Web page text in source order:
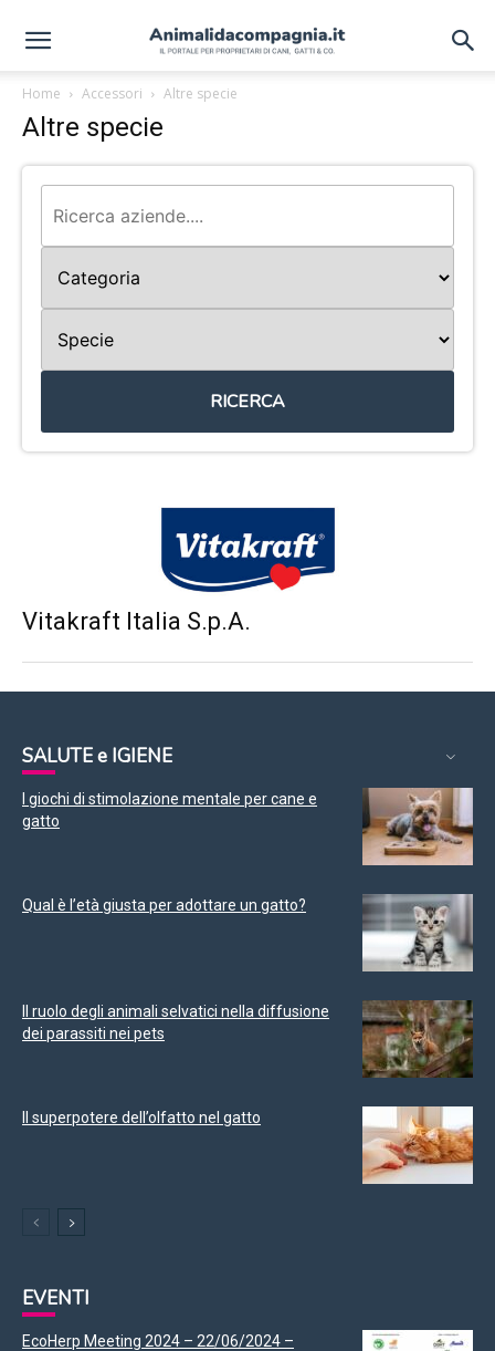
Home Accessori Altre specie
Altre specie
RICERCA
Vitakraft Italia S.p.A.
SALUTE e IGIENE
I giochi di stimolazione mentale per cane e
gatto
Qual è l’età giusta per adottare un gatto?
Il ruolo degli animali selvatici nella diffusione
dei parassiti nei pets
Il superpotere dell’olfatto nel gatto
EVENTI
EcoHerp Meeting 2024 – 22/06/2024 –